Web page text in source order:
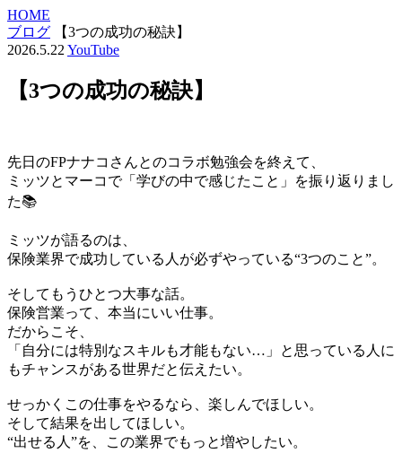
HOME
ブログ
【3つの成功の秘訣】
2026.5.22 YouTube
【3つの成功の秘訣】
先日のFPナナコさんとのコラボ勉強会を終えて、
ミッツとマーコで「学びの中で感じたこと」を振り返りまし
た📚
ミッツが語るのは、
保険業界で成功している人が必ずやっている“3つのこと”。
そしてもうひとつ大事な話。
保険営業って、本当にいい仕事。
だからこそ、
「自分には特別なスキルも才能もない…」と思っている人に
もチャンスがある世界だと伝えたい。
せっかくこの仕事をやるなら、楽しんでほしい。
そして結果を出してほしい。
“出せる人”を、この業界でもっと増やしたい。